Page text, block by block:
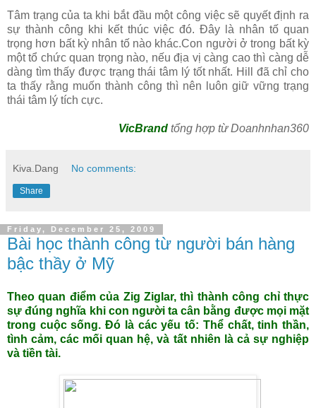
Tâm trạng của ta khi bắt đầu một công việc sẽ quyết định ra
sự thành công khi kết thúc việc đó. Đây là nhân tố quan
trọng hơn bất kỳ nhân tố nào khác.Con người ở trong bất kỳ
một tổ chức quan trọng nào, nếu địa vị càng cao thì càng dễ
dàng tìm thấy được trạng thái tâm lý tốt nhất. Hill đã chỉ cho
ta thấy rằng muốn thành công thì nên luôn giữ vững trạng
thái tâm lý tích cực.
VicBrand tổng hợp từ Doanhnhan360
Kiva.Dang No comments:
Share
Friday, December 25, 2009
Bài học thành công từ người bán hàng
bậc thầy ở Mỹ
Theo quan điểm của Zig Ziglar, thì thành công chỉ thực
sự đúng nghĩa khi con người ta cân bằng được mọi mặt
trong cuộc sống. Đó là các yếu tố: Thể chất, tinh thần,
tình cảm, các mối quan hệ, và tất nhiên là cả sự nghiệp
và tiền tài.